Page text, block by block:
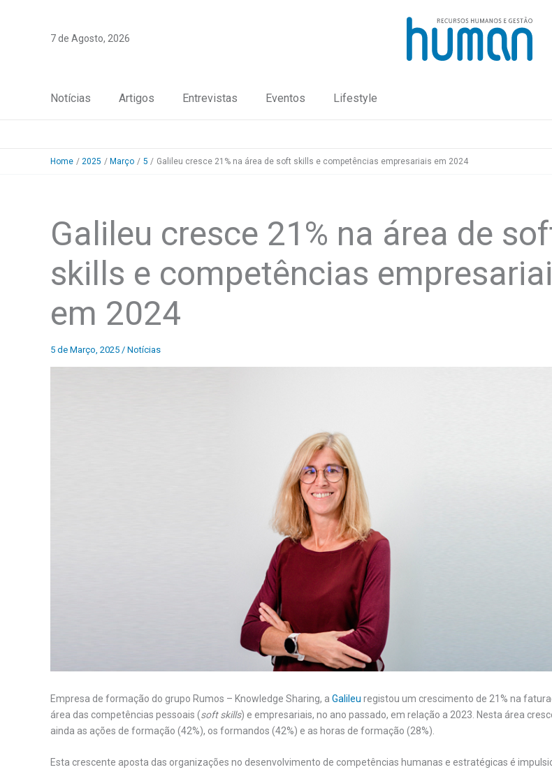
7 de Agosto, 2026
Notícias Artigos Entrevistas Eventos Lifestyle
Home 2025 Março 5 Galileu cresce 21% na área de soft skills e competências empresariais em 2024
Galileu cresce 21% na área de
skills e competências
em 2024
5 de Março, 2025 / Notícias
Empresa de formação do grupo Rumos – Knowledge Sharing, a Galileu registou um crescimento de 21% na
área das competências pessoais (soft skills) e empresariais, no ano passado, em relação a 2023. Nesta área
ainda as ações de formação (42%), os formandos (42%) e as horas de formação (28%).
Esta crescente aposta das organizações no desenvolvimento de competências humanas e estratégicas é